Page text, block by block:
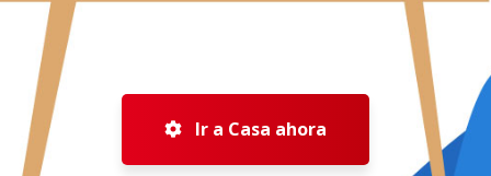
Ir a Casa ahora